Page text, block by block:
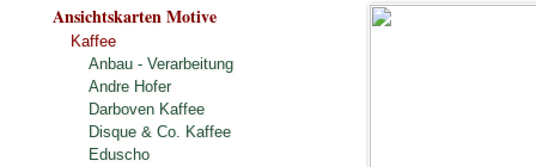
Ansichtskarten Motive
Kaffee
Anbau - Verarbeitung
Andre Hofer
Darboven Kaffee
Disque & Co. Kaffee
Eduscho